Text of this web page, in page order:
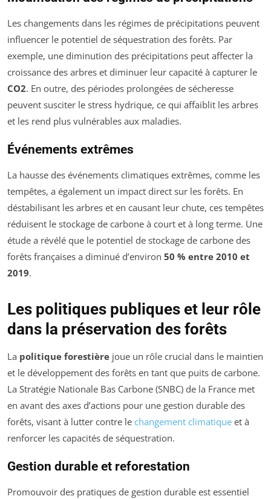
Les changements dans les régimes de précipitations peuvent
influencer le potentiel de séquestration des forêts. Par
exemple, une diminution des précipitations peut affecter la
croissance des arbres et diminuer leur capacité à capturer le
CO2. En outre, des périodes prolongées de sécheresse
peuvent susciter le stress hydrique, ce qui affaiblit les arbres
et les rend plus vulnérables aux maladies.
Événements extrêmes
La hausse des événements climatiques extrêmes, comme les
tempêtes, a également un impact direct sur les forêts. En
déstabilisant les arbres et en causant leur chute, ces tempêtes
réduisent le stockage de carbone à court et à long terme. Une
étude a révélé que le potentiel de stockage de carbone des
forêts françaises a diminué d’environ 50 % entre 2010 et
2019.
Les politiques publiques et leur rôle
dans la préservation des forêts
La politique forestière joue un rôle crucial dans le maintien
et le développement des forêts en tant que puits de carbone.
La Stratégie Nationale Bas Carbone (SNBC) de la France met
en avant des axes d’actions pour une gestion durable des
forêts, visant à lutter contre le changement climatique et à
renforcer les capacités de séquestration.
Gestion durable et reforestation
Promouvoir des pratiques de gestion durable est essentiel